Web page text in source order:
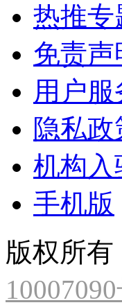
热推专
免责声
用户服
隐私政
机构入
手机版
版权所有